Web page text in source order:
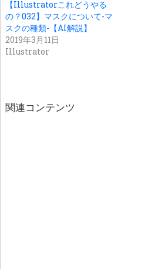
【Illustratorこれどうやる
の？032】マスクについて-マ
スクの種類-【AI解説】
2019年3月11日
Illustrator
関連コンテンツ